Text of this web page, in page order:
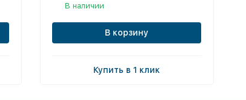
В наличии
В корзину
Купить в 1 клик